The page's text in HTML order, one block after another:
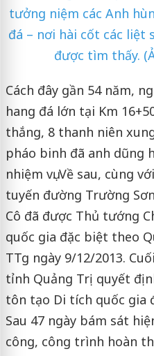
tưởng niệm các Anh
đá – nơi hài cốt các liệt
được tìm thấy.
Cách đây gần 54 năm,
hang đá lớn tại Km
thắng, 8 thanh niên
pháo binh đã anh dũng
nhiệm vụ. Về sau, cùng
tuyến đường Trường
Cô đã được Thủ tướng
quốc gia đặc biệt theo
TTg ngày 9/12/2013.
tỉnh Quảng Trị quyết
tôn tạo Di tích quốc gia
Sau 47 ngày bám sát
công, công trình hoàn